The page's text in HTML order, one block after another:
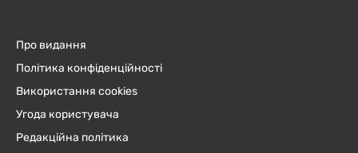
Про видання
Політика конфіденційності
Використання cookies
Угода користувача
Редакційна політика